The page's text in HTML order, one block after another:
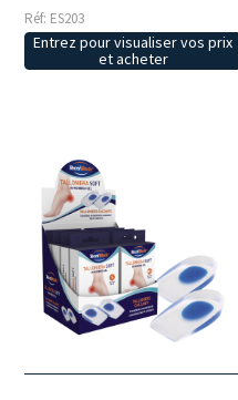
Réf: ES203
Entrez pour visualiser vos prix
et acheter